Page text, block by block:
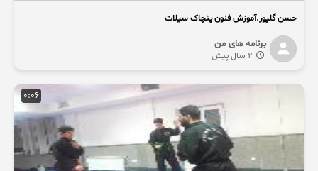
حسن گلپور.آموزش فنون پنچاک سیلات
برنامه های من
0:06